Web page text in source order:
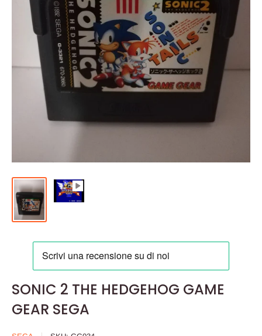
SONIC 2 THE HEDGEHOG GAME
GEAR SEGA